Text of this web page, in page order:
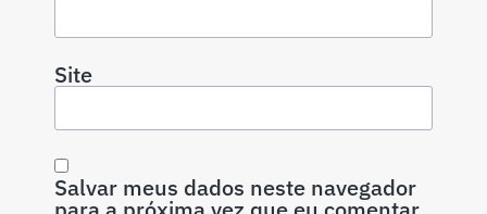
Site
Salvar meus dados neste navegador